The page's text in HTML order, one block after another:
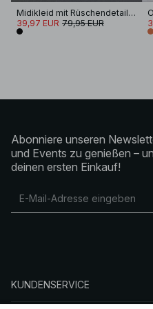
Midikleid mit Rüschendetail und Fransen
39,97 EUR 79,95 EUR
Abonniere unseren
und Events zu genießen –
deinen ersten Einkauf!
KUNDENSERVICE